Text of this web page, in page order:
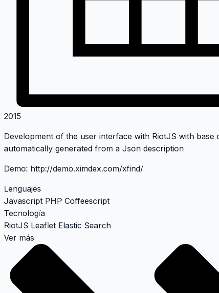
2015
Development of the user interface with RiotJS with
automatically generated from a Json description
Demo: http://demo.ximdex.com/xfind/
Lenguajes
Javascript PHP Coffeescript
Tecnología
RiotJS Leaflet Elastic Search
Ver más